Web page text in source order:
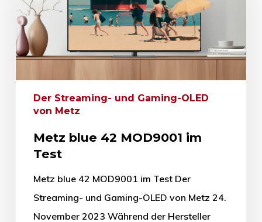
Der Streaming- und Gaming-OLED
von Metz
Metz blue 42 MOD9001 im
Test
Metz blue 42 MOD9001 im Test Der
Streaming- und Gaming-OLED von Metz 24.
November 2023 Während der Hersteller